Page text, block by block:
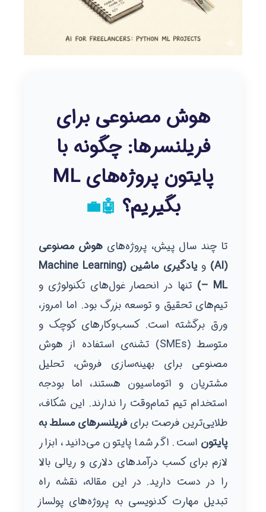
هوش مصنوعی برای
فریلنسرها: چگونه با
پایتون پروژه‌های ML
بگیریم؟ 🤖💼
تا چند سال پیش، پروژه‌های هوش مصنوعی
(AI)
و
یادگیری ماشین (Machine Learning
– ML) تنها در انحصار غول‌های تکنولوژی و
تیم‌های تحقیق و توسعه بزرگ بود. اما امروز،
ورق برگشته است. کسب‌وکارهای کوچک و
متوسط (SMEs) تشنه‌ی استفاده از هوش
مصنوعی برای بهینه‌سازی فروش، تحلیل
مشتریان و اتوماسیون هستند، اما بودجه
استخدام تیم تمام‌وقت را ندارند. این شکاف،
طلایی‌ترین فرصت برایفریلنسرهای مسلط به
پایتون است. اگر شما پایتون می‌دانید، ابزار
لازم برای کسب درآمدهای دلاری و ریالی بالا
را در دست دارید. در این مقاله، نقشه راه
تبدیل مهارت کدنویسی به پروژه‌های پولساز